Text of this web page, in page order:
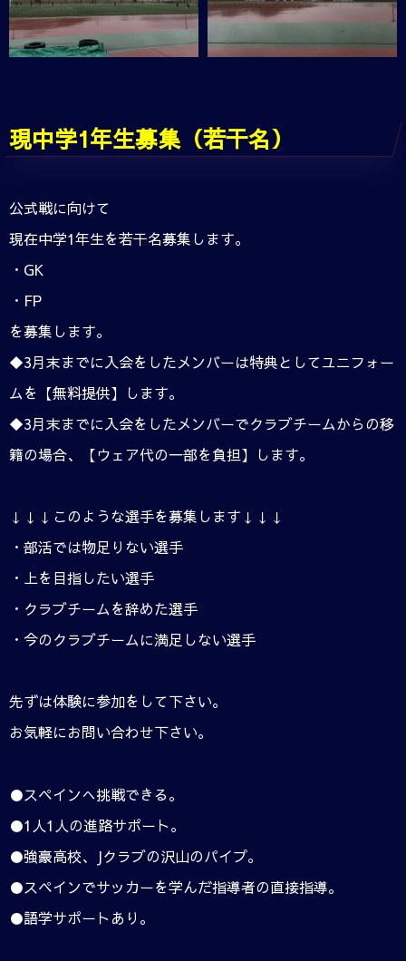
現中学1年生募集（若干名）
公式戦に向けて
現在中学1年生を若干名募集します。
・GK
・FP
を募集します。
◆3月末までに入会をしたメンバーは特典としてユニフォー
ムを【無料提供】します。
◆3月末までに入会をしたメンバーでクラブチームからの移
籍の場合、【ウェア代の一部を負担】します。
↓↓↓このような選手を募集します↓↓↓
・部活では物足りない選手
・上を目指したい選手
・クラブチームを辞めた選手
・今のクラブチームに満足しない選手
先ずは体験に参加をして下さい。
お気軽にお問い合わせ下さい。
●スペインへ挑戦できる。
●1人1人の進路サポート。
●強豪高校、Jクラブの沢山のパイプ。
●スペインでサッカーを学んだ指導者の直接指導。
●語学サポートあり。